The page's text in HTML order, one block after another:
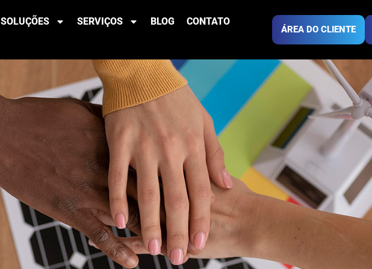
SOLUÇÕES SERVIÇOS BLOG CONTATO
ÁREA DO CLIENTE
até 20% na conta de
Financeiras